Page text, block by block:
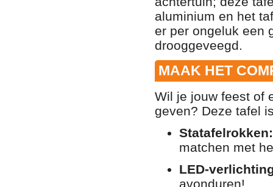
aluminium en het
er per ongeluk een
drooggeveegd.
MAAK HET
Wil je jouw feest of
geven? Deze tafel
Statafelrokken:
matchen met
LED-
avonduren!